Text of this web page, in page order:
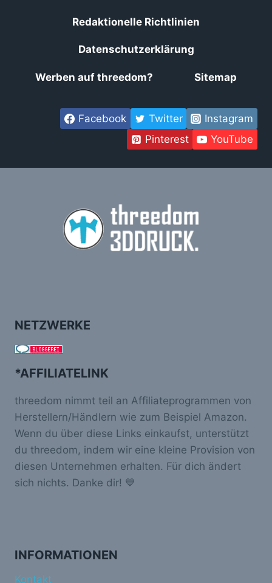
Redaktionelle Richtlinien
Datenschutzerklärung
Werben auf threedom? Sitemap
Facebook Twitter
Instagram
Pinterest
YouTube
NETZWERKE
*AFFILIATELINK
threedom nimmt teil an Affiliateprogrammen von
Herstellern/Händlern wie zum Beispiel Amazon.
Wenn du über diese Links einkaufst, unterstützt
du threedom, indem wir eine kleine Provision von
diesen Unternehmen erhalten. Für dich ändert
sich nichts. Danke dir! 💙
INFORMATIONEN
Kontakt